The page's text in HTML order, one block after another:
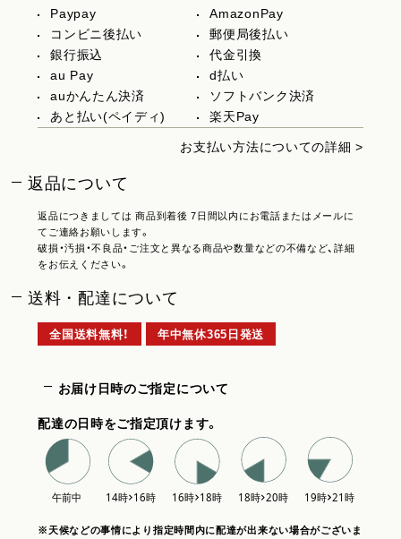
Paypay
AmazonPay
コンビニ後払い
郵便局後払い
銀行振込
代金引換
au Pay
d払い
auかんたん決済
ソフトバンク決済
あと払い(ペイディ)
楽天Pay
お支払い方法についての詳細 >
返品について
返品につきましては 商品到着後 7日間以内にお電話またはメールに
てご連絡お願いします。
破損・汚損・不良品・ご注文と異なる商品や数量などの不備など、詳細
をお伝えください。
送料・配達について
全国送料無料！ 年中無休365日発送
お届け日時のご指定について
配達の日時をご指定頂けます。
※天候などの事情により指定時間内に配達が出来ない場合がございま